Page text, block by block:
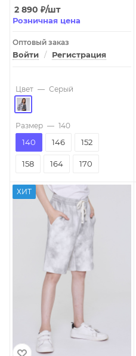
2 890 ₽/шт
Розничная цена
Оптовый заказ
Войти / Регистрация
Цвет — Серый
Размер — 140
140 146 152
158 164 170
ХИТ